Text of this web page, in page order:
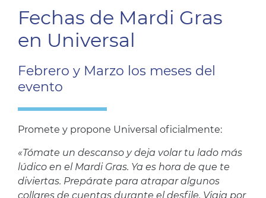
Fechas de Mardi Gras
en Universal
Febrero y Marzo los meses del
evento
Promete y propone Universal oficialmente:
«Tómate un descanso y deja volar tu lado más
lúdico en el Mardi Gras. Ya es hora de que te
diviertas. Prepárate para atrapar algunos
collares de cuentas durante el desfile. Viaja por